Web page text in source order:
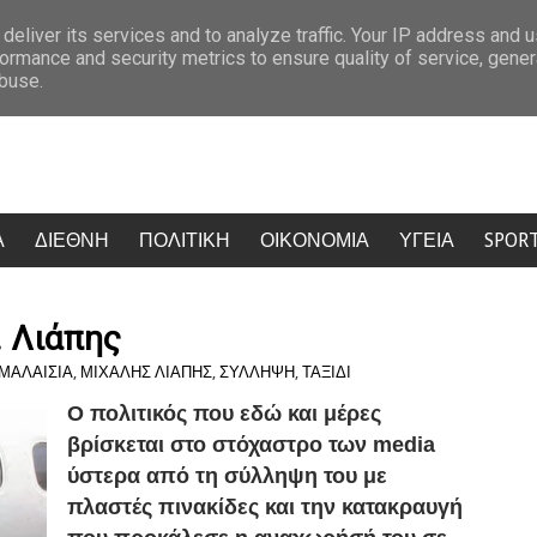
«Ήταν η καλοσύνη με πρόσωπο»: Η οικογένεια της Λίσα Ρος ραγίζει καρδιές
ΔΙΕΘΝΗ ΠΟΛΙΤΙΚΗ ΟΙΚΟΝΟΜΙΑ ΥΓΕΙΑ
ΜΑΛΑΙΣΙΑ, ΜΙΧΑΛΗΣ ΛΙΑΠΗΣ, ΣΥΛΛΗΨΗ, ΤΑΞΙΔΙ
Ο πολιτικός που εδώ και μέρες
βρίσκεται στο στόχαστρο των media
ύστερα από τη σύλληψη του με
πλαστές πινακίδες και την κατακραυγή
its services and to analyze traffic. Your IP address and
and security metrics to ensure quality of service,